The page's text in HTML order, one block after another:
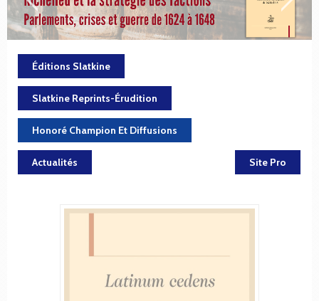
Éditions Slatkine
Slatkine Reprints-Érudition
Honoré Champion Et Diffusions
Actualités Site Pro